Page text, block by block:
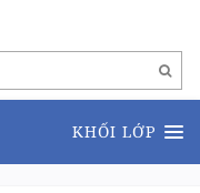
KHỐI LỚP